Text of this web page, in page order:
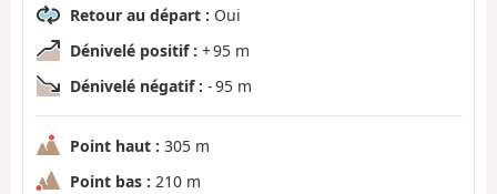
Retour au départ : Oui
Dénivelé positif : + 95 m
Dénivelé négatif : - 95 m
Point haut : 305 m
Point bas : 210 m